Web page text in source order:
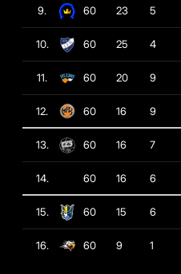
9. 60 23 5
10. 60 25 4
11. 60 20 9
12. 60 16 9
13. 60 16 7
14. 60 16 6
15. 60 15 6
16. 60 9 1